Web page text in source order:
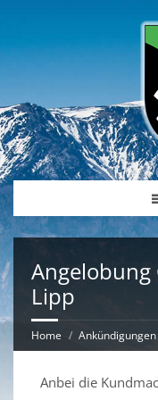
Angelobung
Lipp
Home Ankündigungen
Anbei die